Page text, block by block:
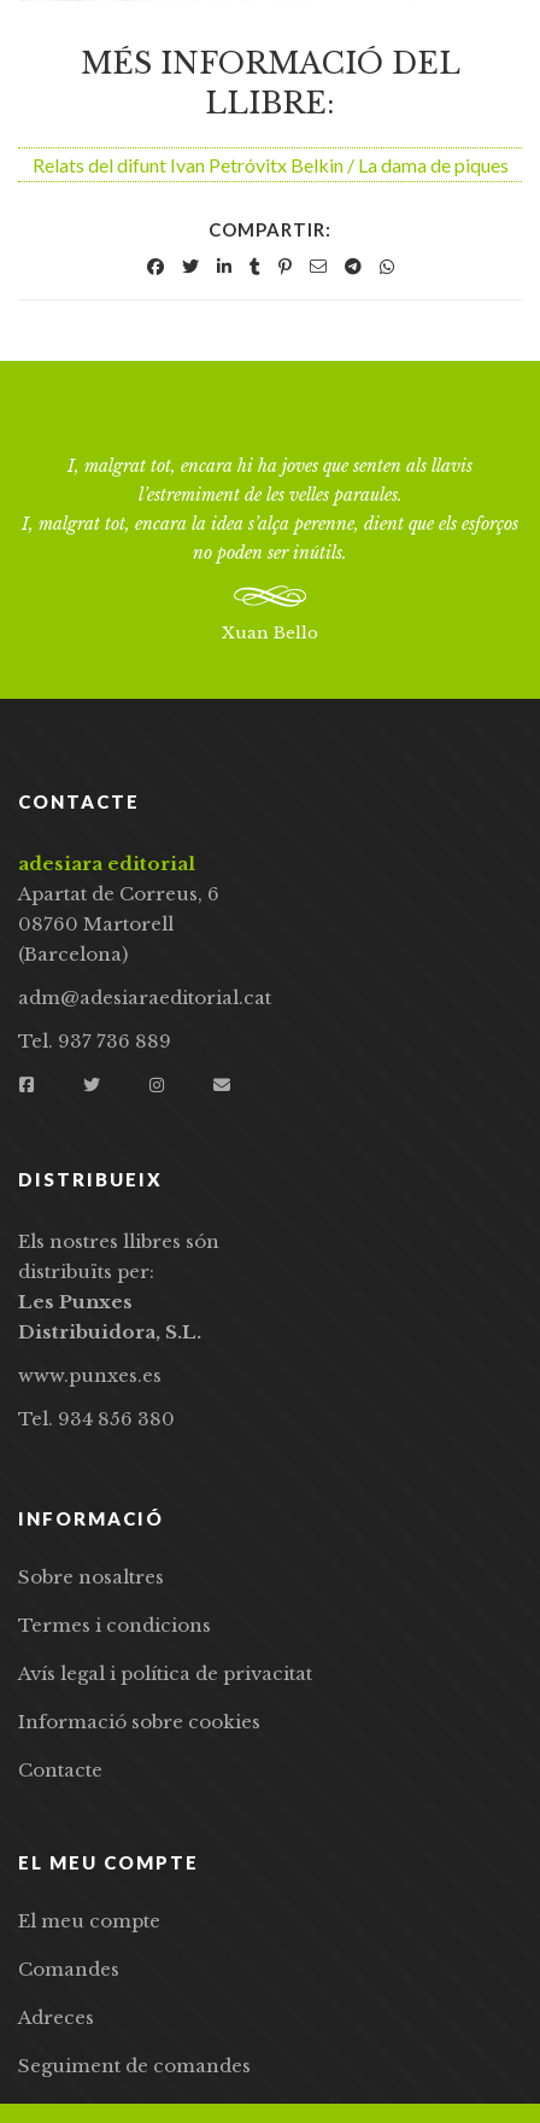
MÉS INFORMACIÓ DEL
LLIBRE:
Relats del difunt Ivan Petróvitx Belkin / La dama de piques
COMPARTIR:
I, malgrat tot, encara hi ha joves que senten als llavis
l’estremiment de les velles paraules.
I, malgrat tot, encara la idea s’alça perenne, dient que els esforços
no poden ser inútils.
Xuan Bello
CONTACTE
adesiara editorial
Apartat de Correus, 6
08760 Martorell
(Barcelona)
adm@adesiaraeditorial.cat
Tel. 937 736 889
DISTRIBUEIX
Els nostres llibres són
distribuïts per:
Les Punxes
Distribuidora, S.L.
www.punxes.es
Tel. 934 856 380
INFORMACIÓ
Sobre nosaltres
Termes i condicions
Avís legal i política de privacitat
Informació sobre cookies
Contacte
EL MEU COMPTE
El meu compte
Comandes
Adreces
Seguiment de comandes